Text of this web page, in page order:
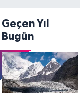
Geçen Yıl
Bugün